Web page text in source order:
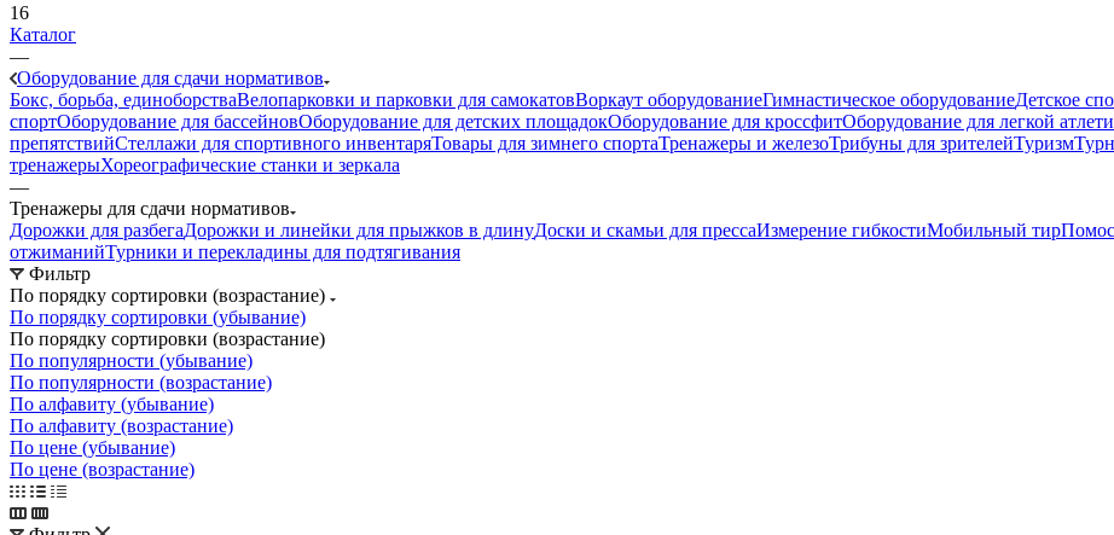
16
Каталог
—
Оборудование для сдачи нормативов
Бокс, борьба, единоборстваВелопарковки и парковки для самокатовВоркаут оборудованиеГимнастическое оборудованиеДетское
спортОборудование для бассейновОборудование для детских площадокОборудование для кроссфитОборудование для легкой
препятствийСтеллажи для спортивного инвентаряТовары для зимнего спортаТренажеры и железоТрибуны для зрителейТуризм
тренажерыХореографические станки и зеркала
—
Тренажеры для сдачи нормативов
Дорожки для разбегаДорожки и линейки для прыжков в длинуДоски и скамьи для прессаИзмерение гибкостиМобильный тир
отжиманийТурники и перекладины для подтягивания
Фильтр
По порядку сортировки (возрастание)
По порядку сортировки (убывание)
По порядку сортировки (возрастание)
По популярности (убывание)
По популярности (возрастание)
По алфавиту (убывание)
По алфавиту (возрастание)
По цене (убывание)
По цене (возрастание)